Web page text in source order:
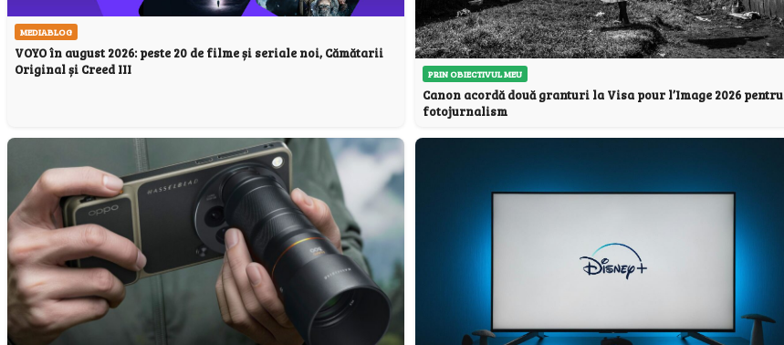
MEDIABLOG
VOYO în august 2026: peste 20 de filme și seriale noi, Cămătarii
Original și Creed III
PRIN OBIECTIVUL MEU
Canon acordă două granturi la Visa pour l’Image 2026 pentru
fotojurnalism